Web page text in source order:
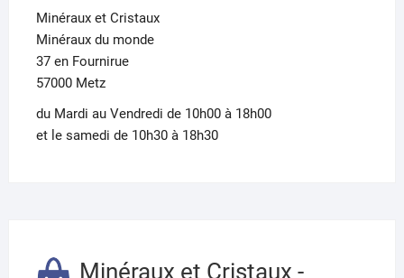
Minéraux et Cristaux
Minéraux du monde
37 en Fournirue
57000 Metz
du Mardi au Vendredi de 10h00 à 18h00
et le samedi de 10h30 à 18h30
Minéraux et Cristaux -